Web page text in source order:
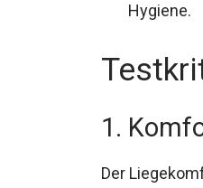
Hygiene.
1.
Der